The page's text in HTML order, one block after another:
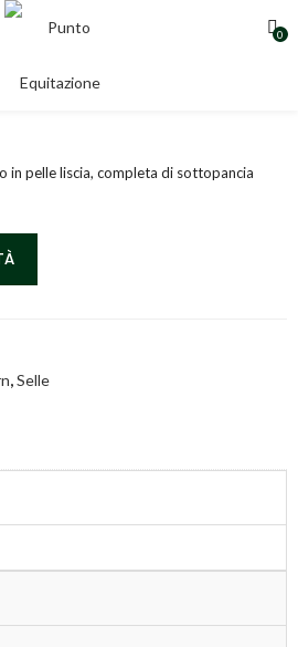
0
15″
in pelle liscia, completa di sottopancia
,Selle